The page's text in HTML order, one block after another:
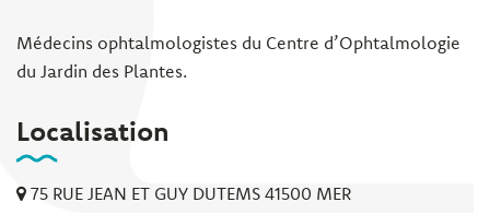
Médecins ophtalmologistes du Centre d’Ophtalmologie
du Jardin des Plantes.
Localisation
75 RUE JEAN ET GUY DUTEMS 41500 MER